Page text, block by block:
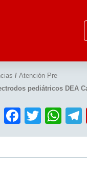
/ Atención Pre
pediátricos DEA